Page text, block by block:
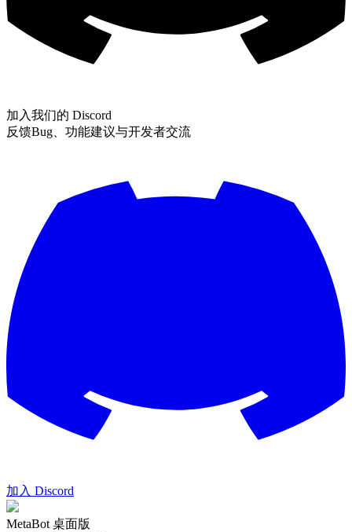
加入我们的 Discord
反馈Bug、功能建议与开发者交流
加入 Discord
MetaBot 桌面版